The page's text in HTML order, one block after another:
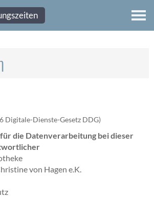
Digitale-Dienste-Gesetz DDG)
die Datenverarbeitung bei dieser
von Hagen e.K.